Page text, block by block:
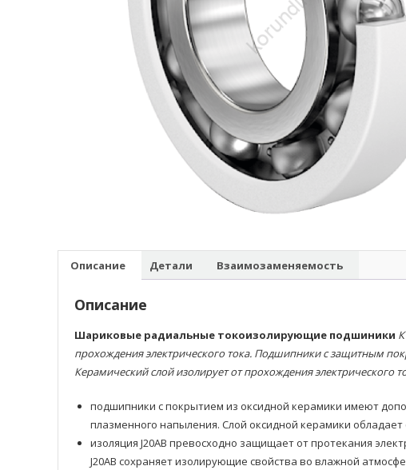
Описание Детали Взаимозаменяемость
Описание
Шариковые радиальные токоизолирующие подшиники
прохождения электрического тока. Подшипники с защитным
Керамический слой изолирует от прохождения электрического
подшипники с покрытием из оксидной керамики имеют
плазменного напыления. Слой оксидной керамики
изоляция J20AB превосходно защищает от протекания
J20AB сохраняет изолирующие свойства во влажной